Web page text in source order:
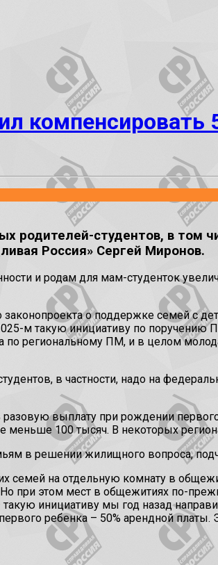
компенсировать
родителей-студентов, в том
Россия» Сергей Миронов.
и родам для мам-студенток
о поддержке семей с
м такую инициативу по поручению
по региональному ПМ, и в целом
в частности, надо на
выплату при рождении
меньше 100 тысяч. В некоторых
в решении жилищного вопроса,
семей на отдельную комнату в
при этом мест в общежитиях по-
инициативу мы год назад
ребенка – 50% арендной платы.